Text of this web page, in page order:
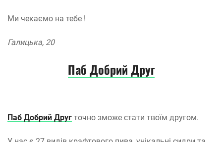
Ми чекаємо на тебе !
Галицька, 20
Паб Добрий Друг
Паб Добрий Друг точно зможе стати твоїм другом.